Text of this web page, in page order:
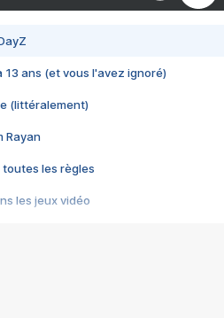
13 ans (et vous l'avez ignoré)
(littéralement)
Rayan
toutes les règles
les jeux vidéo